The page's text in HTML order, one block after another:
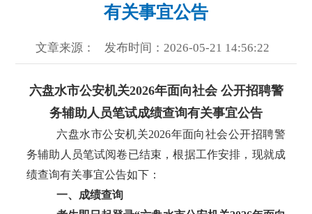
有关事宜公告
文章来源： 发布时间：2026-05-21 14:56:22
六盘水市公安机关2026年面向社会 公开招聘警
务辅助人员笔试成绩查询有关事宜公告
六盘水市公安机关2026年面向社会公开招聘警
务辅助人员笔试阅卷已结束，根据工作安排，现就成
绩查询有关事宜公告如下：
一、成绩查询